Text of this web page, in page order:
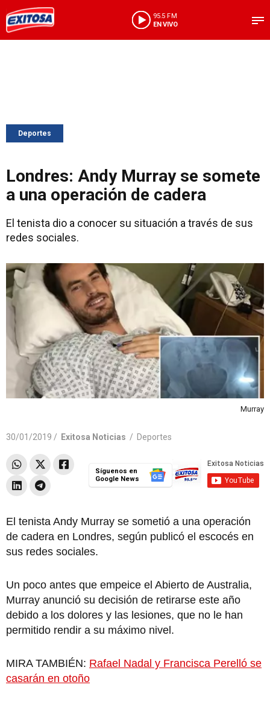
95.5 FM
EN VIVO
Deportes
Londres: Andy Murray se somete
a una operación de cadera
El tenista dio a conocer su situación a través de sus
redes sociales.
Murray
30/01/2019 / Exitosa Noticias / Deportes
Síguenos en
Google News
El tenista Andy Murray se sometió a una operación
de cadera en Londres, según publicó el escocés en
sus redes sociales.
Un poco antes que empeice el Abierto de Australia,
Murray anunció su decisión de retirarse este año
debido a los dolores y las lesiones, que no le han
permitido rendir a su máximo nivel.
MIRA TAMBIÉN: Rafael Nadal y Francisca Perelló se
casarán en otoño